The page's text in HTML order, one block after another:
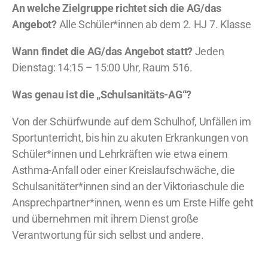
An welche Zielgruppe richtet sich die AG/das
Angebot?Alle Schüler*innen ab dem 2. HJ 7. Klasse
Wann findet die AG/das Angebot statt?Jeden
Dienstag: 14:15 – 15:00 Uhr, Raum 516.
Was genau ist die „Schulsanitäts-AG“?
Von der Schürfwunde auf dem Schulhof, Unfällen im
Sportunterricht, bis hin zu akuten Erkrankungen von
Schüler*innen und Lehrkräften wie etwa einem
Asthma-Anfall oder einer Kreislaufschwäche, die
Schulsanitäter*innen sind an der Viktoriaschule die
Ansprechpartner*innen, wenn es um Erste Hilfe geht
und übernehmen mit ihrem Dienst große
Verantwortung für sich selbst und andere.